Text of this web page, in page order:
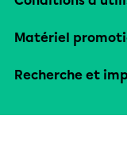
Matériel
Recherche et